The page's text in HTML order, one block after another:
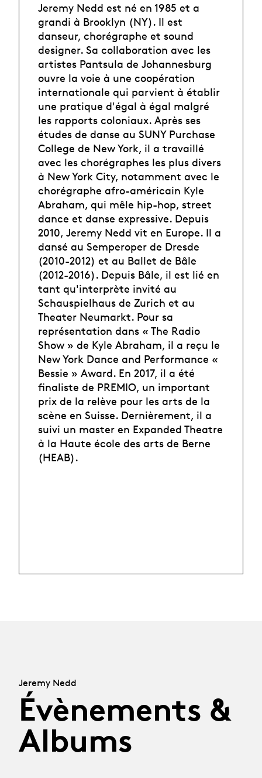
Jeremy Nedd est né en 1985 et a
grandi à Brooklyn (NY). Il est
danseur, chorégraphe et sound
designer. Sa collaboration avec les
artistes Pantsula de Johannesburg
ouvre la voie à une coopération
internationale qui parvient à établir
une pratique d'égal à égal malgré
les rapports coloniaux. Après ses
études de danse au SUNY Purchase
College de New York, il a travaillé
avec les chorégraphes les plus divers
à New York City, notamment avec le
chorégraphe afro-américain Kyle
Abraham, qui mêle hip-hop, street
dance et danse expressive. Depuis
2010, Jeremy Nedd vit en Europe. Il a
dansé au Semperoper de Dresde
(2010-2012) et au Ballet de Bâle
(2012-2016). Depuis Bâle, il est lié en
tant qu'interprète invité au
Schauspielhaus de Zurich et au
Theater Neumarkt. Pour sa
représentation dans « The Radio
Show » de Kyle Abraham, il a reçu le
New York Dance and Performance «
Bessie » Award. En 2017, il a été
finaliste de PREMIO, un important
prix de la relève pour les arts de la
scène en Suisse. Dernièrement, il a
suivi un master en Expanded Theatre
à la Haute école des arts de Berne
(HEAB).
Jeremy Nedd
Évènements &
Albums